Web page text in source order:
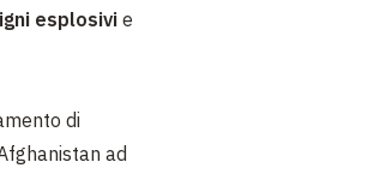
esplosivie
di
ad